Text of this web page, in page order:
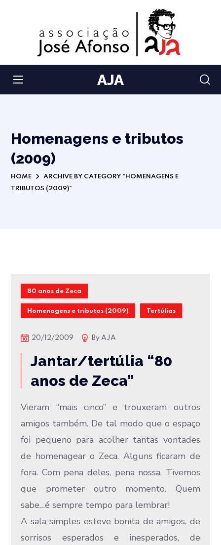
AJA
Homenagens e tributos
(2009)
HOME
ARCHIVE BY CATEGORY "HOMENAGENS E
TRIBUTOS (2009)"
80 anos de Zeca
Homenagens e tributos (2009) Tertúlias
20/12/2009 ByAJA
Jantar/tertúlia “80
anos de Zeca”
Vieram “mais cinco” e trouxeram outros
amigos também. De tal modo que o espaço
foi pequeno para acolher tantas vontades
de homenagear o Zeca. Alguns ficaram de
fora. Com pena deles, pena nossa. Tivemos
que prometer outro momento. Quem
sabe…é sempre tempo para lembrar!
A sala simples esteve bonita de amigos, de
sorrisos esperados e inesperados, de